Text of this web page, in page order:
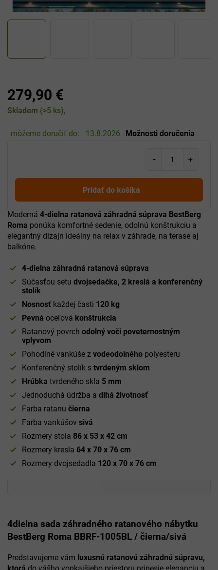
279,90 €
Jednotková
Skladem (>5 ks)
môžeme doručiť do: 13.8.2026 Možnosti doručenia
Pridať do košíka
Moderná 4-dielna ratanová záhradná súprava BestBerg
Roma ponúka komfortné sedenie, odolnú konštrukciu a
elegantný dizajn ideálny na relax v záhrade, na terase aj
balkóne.
4-dielna záhradná ratanová súprava
Súčasťou setu dvojsedačka, 2 kreslá a konferenčný
stolík
Nosnosťkaždej časti 120 kg
Pevná oceľová konštrukcia
Ratanový povrch odolný voči poveternostným
vplyvom
Pohodlné vankúše z vodeodolného polyesteru
Konferenčný stolík s tvrdeným sklom
Hrúbka tvrdeného skla 5 mm
Jednoduchá údržba a dlhá životnosť
Farba ratanu čierna
Farba vankúšov sivá
Rozmery stola 86 x 53 x 42 cm
Rozmery kresla 64 x 70 x 76 cm
Rozmery dvojsedadla 120 x 70 x 76 cm
4dielna sada záhradného ratanového nábytku
BestBerg Roma BBRF-1005BL / čierna/sivá
Predstavujeme vám luxusnú ratanovú záhradnú súpravu,